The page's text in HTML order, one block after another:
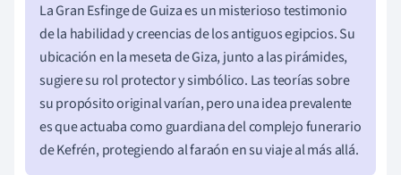
La Gran Esfinge de Guiza es un misterioso testimonio
de la habilidad y creencias de los antiguos egipcios. Su
ubicación en la meseta de Giza, junto a las pirámides,
sugiere su rol protector y simbólico. Las teorías sobre
su propósito original varían, pero una idea prevalente
es que actuaba como guardiana del complejo funerario
de Kefrén, protegiendo al faraón en su viaje al más allá.